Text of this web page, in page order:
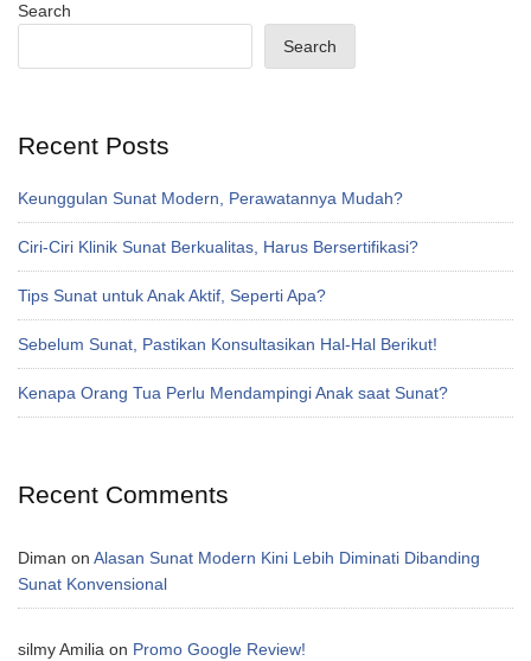
Search
Search
Recent Posts
Keunggulan Sunat Modern, Perawatannya Mudah?
Ciri-Ciri Klinik Sunat Berkualitas, Harus Bersertifikasi?
Tips Sunat untuk Anak Aktif, Seperti Apa?
Sebelum Sunat, Pastikan Konsultasikan Hal-Hal Berikut!
Kenapa Orang Tua Perlu Mendampingi Anak saat Sunat?
Recent Comments
Diman on Alasan Sunat Modern Kini Lebih Diminati Dibanding
Sunat Konvensional
silmy Amilia on Promo Google Review!